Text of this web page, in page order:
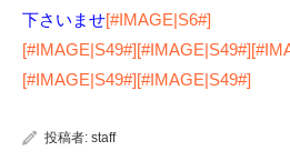
下さいませ[#IMAGE|S6#]
[#IMAGE|S49#][#IMAGE|S49#]
投稿者: staff